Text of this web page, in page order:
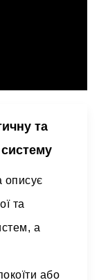
та
описує
та
а
або